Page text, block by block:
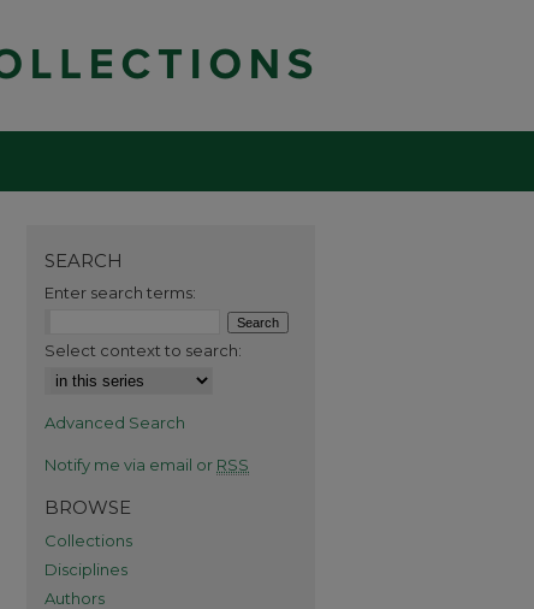
SEARCH
Enter search terms:
Select context to search:
Advanced Search
Notify me via email or RSS
BROWSE
Collections
Disciplines
Authors